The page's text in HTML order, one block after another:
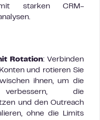
starken CRM-
Rotation: Verbinden
und rotieren Sie
ihnen, um die
die
und den Outreach
ohne die Limits